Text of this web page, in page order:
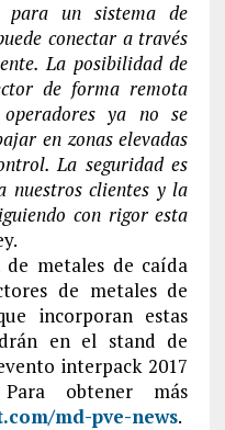
para un sistema de
conectar a través
La posibilidad de
de forma remota
ya no se
en zonas elevadas
La seguridad es
nuestros clientes y la
con rigor esta
de metales de caída
de metales de
incorporan estas
en el stand de
interpack 2017
obtener más
md-pve-news.